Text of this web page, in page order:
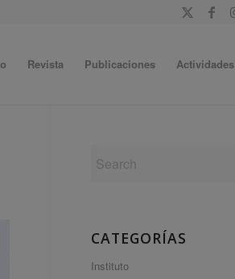
Revista Publicaciones Actividades
CATEGORÍAS
Instituto